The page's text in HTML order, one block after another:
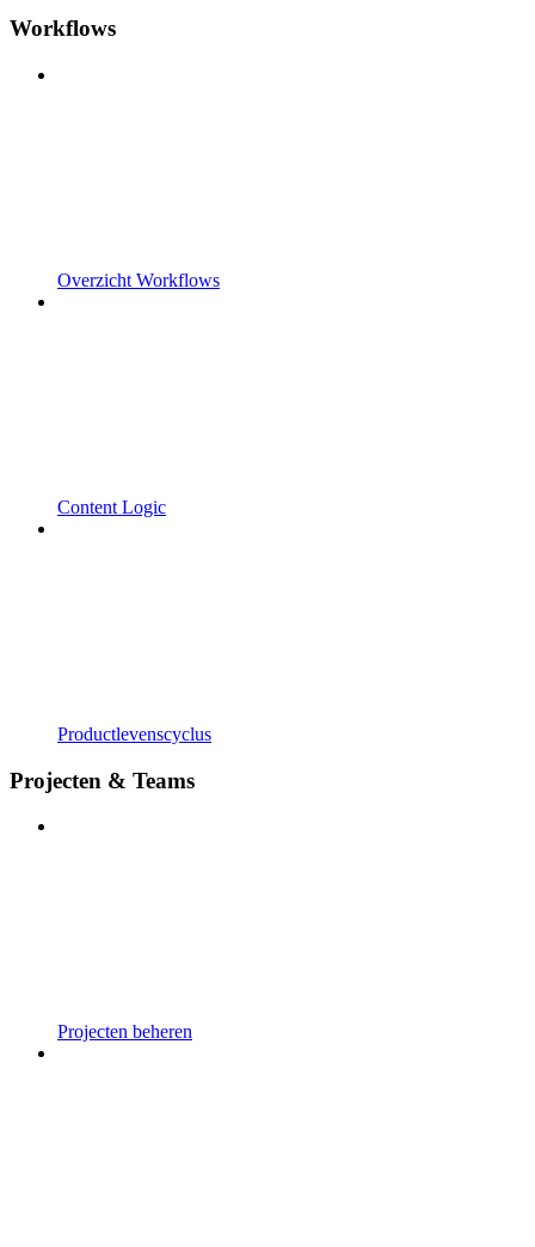
Workflows
Overzicht Workflows
Content Logic
Productlevenscyclus
Projecten & Teams
Projecten beheren